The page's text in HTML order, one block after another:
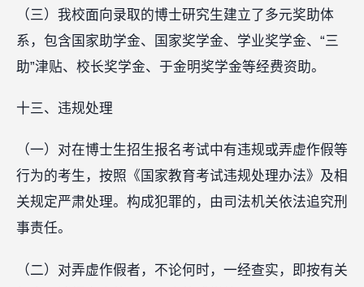
（三）我校面向录取的博士研究生建立了多元奖助体
系，包含国家助学金、国家奖学金、学业奖学金、“三
助”津贴、校长奖学金、于金明奖学金等经费资助。
十三、违规处理
（一）对在博士生招生报名考试中有违规或弄虚作假等
行为的考生，按照《国家教育考试违规处理办法》及相
关规定严肃处理。构成犯罪的，由司法机关依法追究刑
事责任。
（二）对弄虚作假者，不论何时，一经查实，即按有关